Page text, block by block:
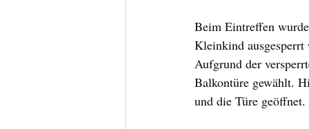
Beim Eintreffen
Kleinkind ausgesperrt
Aufgrund der
Balkontüre gewählt.
und die Türe geöffnet.